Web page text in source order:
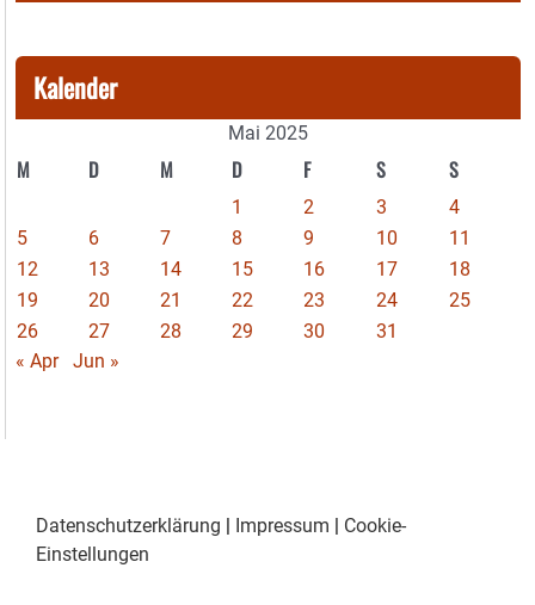
Kalender
Mai 2025
M D M D F S S
1 2 3
4
5
6 7 8 9 10
11
12
13 14 15 16 17
18
19
20 21 22 23 24
25
26
27 28 29 30
31
« Apr
Jun »
Datenschutzerklärung Impressum
Cookie-
Einstellungen